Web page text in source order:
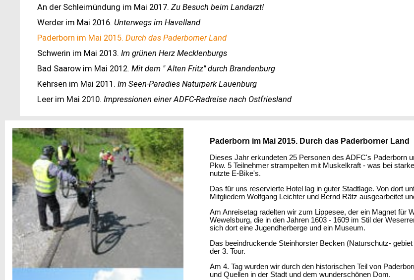
An der Schleimündung im Mai 2017. Zu Besuch beim Landarzt!
Werder im Mai 2016. Unterwegs im Havelland
Paderborn im Mai 2015. Durch das Paderborner Land
Schwerin im Mai 2013. Im grünen Herz Mecklenburgs
Bad Saarow im Mai 2012. Mit dem " Alten Fritz" durch Brandenburg
Kehrsen im Mai 2011. Im Seen-Paradies Naturpark Lauenburg
Leer im Mai 2010. Impressionen einer ADFC-Radreise nach Ostfriesland
Paderborn im Mai 2015. Durch das Paderborner Land
Dieses Jahr erkundeten 25 Personen des ADFC's Paderborn
Pkw. 5 Teilnehmer strampelten mit Muskelkraft - was bei
nutzte E-Bike's.
Das für uns reservierte Hotel lag in guter Stadtlage. Von dort
Mitgliedern Wolfgang Leichter und Bernd Rätz ausgearbeitet
Am Anreisetag radelten wir zum Lippesee, der ein Magnet für
Wewelsburg, die in den Jahren 1603 - 1609 im Stil der
sich dort eine Jugendherberge und ein Museum.
Das beeindruckende Steinhorster Becken (Naturschutz-
der 3. Tour.
Am 4. Tag wurden wir durch den historischen Teil von
und Quellen in der Stadt und dem wunderschönen Dom.